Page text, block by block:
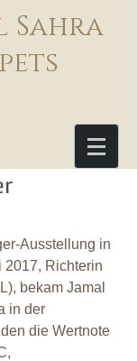
Sahra
Ausstellung in
2017, Richterin
bekam Jamal
in der
die Wertnote